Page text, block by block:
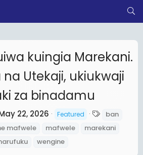
kuingia Marekani.
Utekaji, ukiukwaji
za binadamu
22, 2026 Featured
a
ban
mafwele mafwele
marekani
wengine